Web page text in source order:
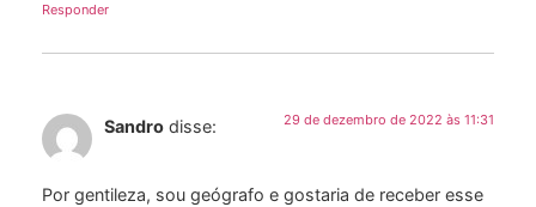
Responder
Sandro disse: 29 de dezembro de 2022 às 11:31
Por gentileza, sou geógrafo e gostaria de receber esse